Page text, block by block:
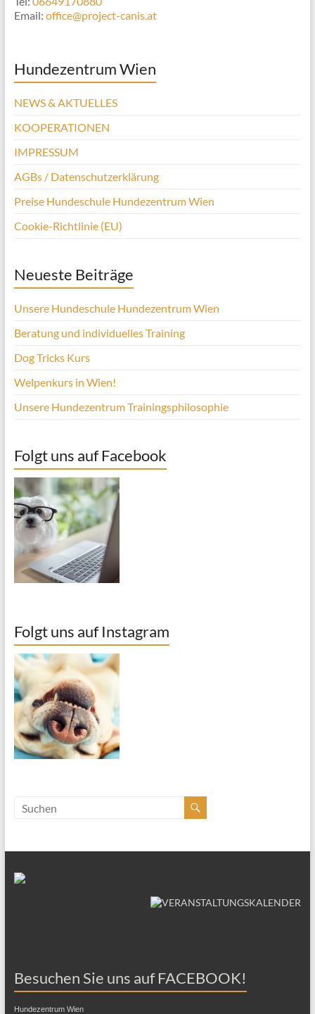
Email: office@project-canis.at
Hundezentrum Wien
NEWS & AKTUELLES
KOOPERATIONEN
IMPRESSUM
AGBs / Datenschutzerklärung
Preise Hundeschule Hundezentrum Wien
Cookie-Richtlinie (EU)
Neueste Beiträge
Unsere Hundeschule Hundezentrum Wien
Beratung und individuelles Training
Dog Tricks Kurs
Welpenkurs in Wien!
Unsere Hundezentrum Trainingsphilosophie
Folgt uns auf Facebook
Folgt uns auf Instagram
Besuchen Sie uns auf FACEBOOK!
Hundezentrum Wien